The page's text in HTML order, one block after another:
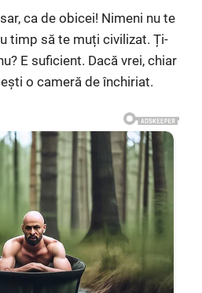
ca de obicei! Nimeni nu te
timp să te muți civilizat. Ți-
E suficient. Dacă vrei, chiar
o cameră de închiriat.